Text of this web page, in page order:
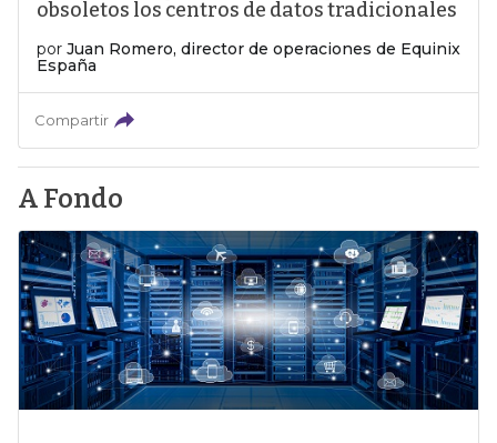
obsoletos los centros de datos tradicionales
por Juan Romero, director de operaciones de Equinix
España
Compartir
A Fondo